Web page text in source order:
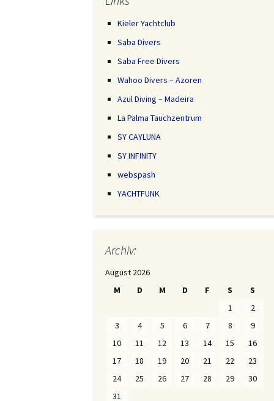
Kieler Yachtclub
Saba Divers
Saba Free Divers
Wahoo Divers – Azoren
Azul Diving – Madeira
La Palma Tauchzentrum
SY CAYLUNA
SY INFINITY
webspash
YACHTFUNK
Archiv:
August 2026
M
D M D F S S
1
2
3
4 5 6 7 8
9
10
11 12 13 14 15
16
17
18 19 20 21 22
23
24
25 26 27 28 29
30
31